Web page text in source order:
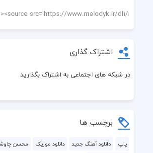
اشتراک گذاری
در شبکه های اجتماعی به اشتراک بگذارید
برچسب ها
پاپ دانلود آهنگ جدید دانلود موزیک محسن